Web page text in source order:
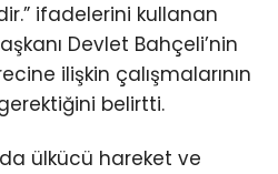
ifadelerini kullanan
Devlet Bahçeli’nin
ilişkin çalışmalarının
belirtti.
ülkücü hareket ve